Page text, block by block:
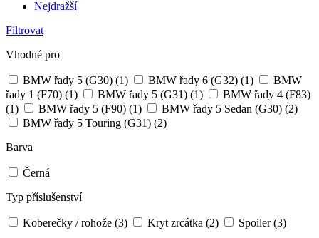
Nejdražší
Filtrovat
Vhodné pro
BMW řady 5 (G30) (1) BMW řady 6 (G32) (1)
BMW
řady 1 (F70) (1) BMW řady 5 (G31) (1)
BMW řady 4 (F83)
(1)
BMW řady 5 (F90) (1) BMW řady 5 Sedan (G30) (2)
BMW řady 5 Touring (G31) (2)
Barva
Černá
Typ příslušenství
Koberečky / rohože (3) Kryt zrcátka (2) Spoiler(3)